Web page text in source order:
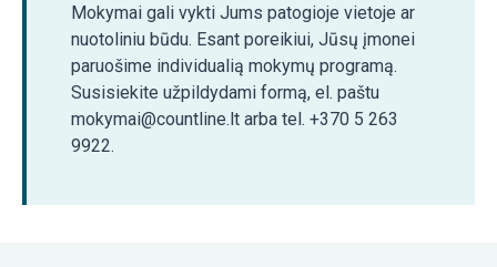
Mokymai gali vykti Jums patogioje vietoje ar
nuotoliniu būdu. Esant poreikiui, Jūsų įmonei
paruošime individualią mokymų programą.
Susisiekite užpildydami formą, el. paštu
mokymai@countline.lt arba tel. +370 5 263
9922.